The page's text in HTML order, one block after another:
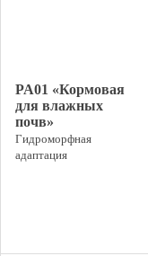
PA01 «Кормовая
для влажных
почв»
Гидроморфная
адаптация